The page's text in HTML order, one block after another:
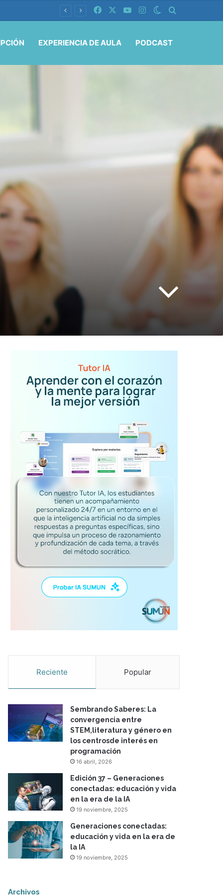
Facebook YouTubeInstagramSwitch skin
EXPERIENCIA DE AULA PODCAST
Reciente Popular
Sembrando Saberes: La
convergencia entre
STEM,literatura y género en
los centrosde interés en
programación
16 abril, 2026
Edición 37 – Generaciones
conectadas: educación y vida
en la era de la IA
19 noviembre, 2025
Generaciones conectadas:
educación y vida en la era de
la IA
19 noviembre, 2025
Archivos